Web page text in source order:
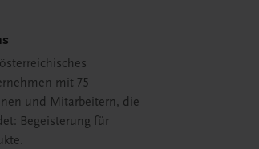
mit 75
und Mitarbeitern, die
Begeisterung für